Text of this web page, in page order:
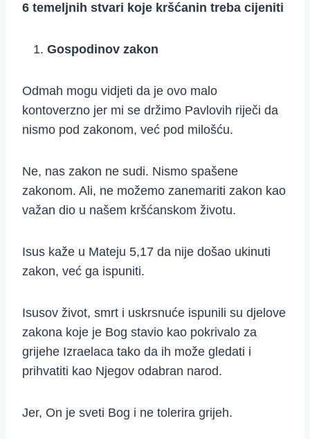
6 temeljnih stvari koje kršćanin treba cijeniti
Gospodinov zakon
Odmah mogu vidjeti da je ovo malo
kontoverzno jer mi se držimo Pavlovih riječi da
nismo pod zakonom, već pod milošću.
Ne, nas zakon ne sudi. Nismo spašene
zakonom. Ali, ne možemo zanemariti zakon kao
važan dio u našem kršćanskom životu.
Isus kaže u Mateju 5,17 da nije došao ukinuti
zakon, već ga ispuniti.
Isusov život, smrt i uskrsnuće ispunili su djelove
zakona koje je Bog stavio kao pokrivalo za
grijehe Izraelaca tako da ih može gledati i
prihvatiti kao Njegov odabran narod.
Jer, On je sveti Bog i ne tolerira grijeh.